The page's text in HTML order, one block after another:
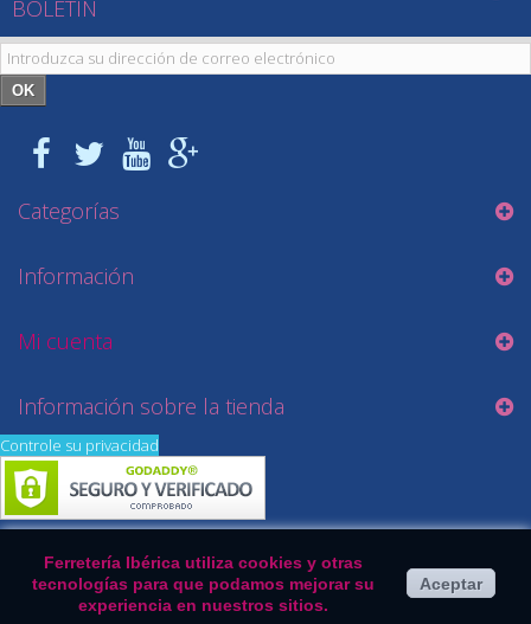
BOLETÍN
OK
Categorías
Información
Mi cuenta
Información sobre la tienda
Ferretería Ibérica utiliza cookies y otras
tecnologías para que podamos mejorar su
experiencia en nuestros sitios.
Aceptar
Controle su privacidad